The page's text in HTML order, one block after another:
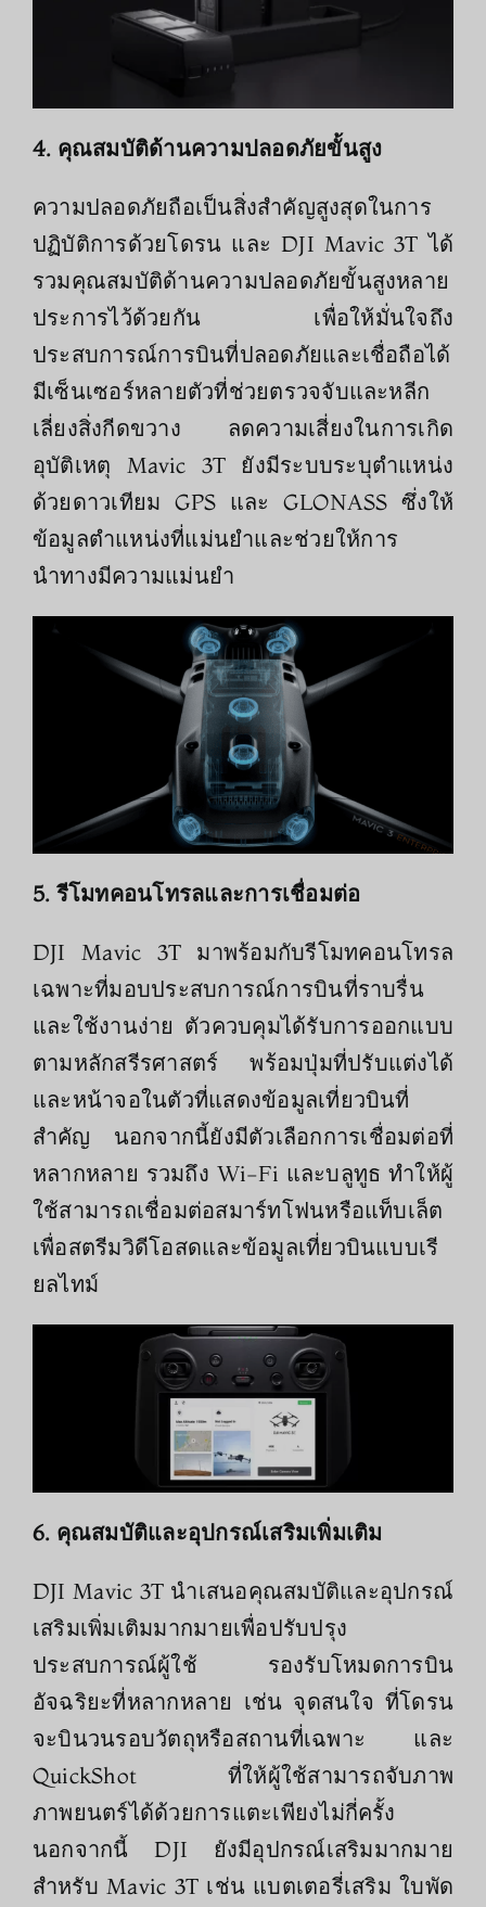
4. คุณสมบัติด้านความปลอดภัยขั้นสูง
ความปลอดภัยถือเป็นสิ่งสำคัญสูงสุดในการ
ปฏิบัติการด้วยโดรน และ DJI Mavic 3T ได้
รวมคุณสมบัติด้านความปลอดภัยขั้นสูงหลาย
ประการไว้ด้วยกัน เพื่อให้มั่นใจถึง
ประสบการณ์การบินที่ปลอดภัยและเชื่อถือได้
มีเซ็นเซอร์หลายตัวที่ช่วยตรวจจับและหลีก
เลี่ยงสิ่งกีดขวาง ลดความเสี่ยงในการเกิด
อุบัติเหตุ Mavic 3T ยังมีระบบระบุตำแหน่ง
ด้วยดาวเทียม GPS และ GLONASS ซึ่งให้
ข้อมูลตำแหน่งที่แม่นยำและช่วยให้การ
นำทางมีความแม่นยำ
5. รีโมทคอนโทรลและการเชื่อมต่อ
DJI Mavic 3T มาพร้อมกับรีโมทคอนโทรล
เฉพาะที่มอบประสบการณ์การบินที่ราบรื่น
และใช้งานง่าย ตัวควบคุมได้รับการออกแบบ
ตามหลักสรีรศาสตร์ พร้อมปุ่มที่ปรับแต่งได้
และหน้าจอในตัวที่แสดงข้อมูลเที่ยวบินที่
สำคัญ นอกจากนี้ยังมีตัวเลือกการเชื่อมต่อที่
หลากหลาย รวมถึง Wi-Fi และบลูทูธ ทำให้ผู้
ใช้สามารถเชื่อมต่อสมาร์ทโฟนหรือแท็บเล็ต
เพื่อสตรีมวิดีโอสดและข้อมูลเที่ยวบินแบบเรี
ยลไทม์
6. คุณสมบัติและอุปกรณ์เสริมเพิ่มเติม
DJI Mavic 3T นำเสนอคุณสมบัติและอุปกรณ์
เสริมเพิ่มเติมมากมายเพื่อปรับปรุง
ประสบการณ์ผู้ใช้ รองรับโหมดการบิน
อัจฉริยะที่หลากหลาย เช่น จุดสนใจ ที่โดรน
จะบินวนรอบวัตถุหรือสถานที่เฉพาะ และ
QuickShot ที่ให้ผู้ใช้สามารถจับภาพ
ภาพยนตร์ได้ด้วยการแตะเพียงไม่กี่ครั้ง
นอกจากนี้ DJI ยังมีอุปกรณ์เสริมมากมาย
สำหรับ Mavic 3T เช่น แบตเตอรี่เสริม ใบพัด